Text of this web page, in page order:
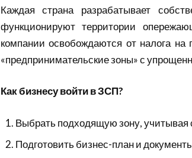
Каждая страна разрабатывает
функционируют территории
компании освобождаются от налога
«предпринимательские зоны» с
Как бизнесу войти в ЗСП?
Выбрать подходящую зону,
Подготовить бизнес-план и